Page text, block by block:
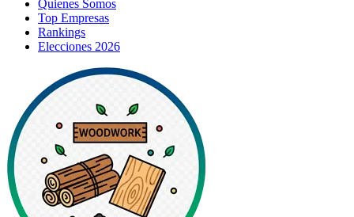
Quienes Somos
Top Empresas
Rankings
Elecciones 2026